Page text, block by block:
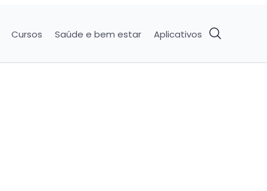
Cursos Saúde e bem estar Aplicativos